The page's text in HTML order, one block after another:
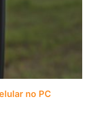
no PC